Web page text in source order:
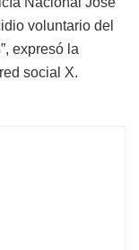
voluntario del
expresó la
social X.